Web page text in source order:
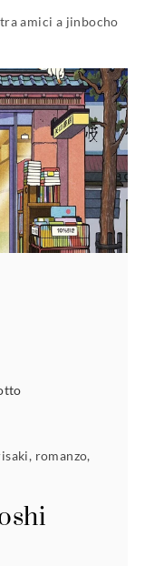
amici a jinbocho
, romanzo,